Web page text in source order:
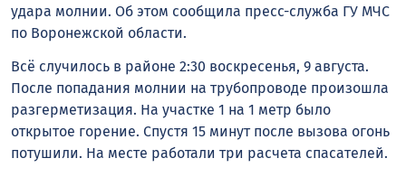
удара молнии. Об этом сообщила пресс-служба ГУ МЧС
по Воронежской области.
Всё случилось в районе 2:30 воскресенья, 9 августа.
После попадания молнии на трубопроводе произошла
разгерметизация. На участке 1 на 1 метр было
открытое горение. Спустя 15 минут после вызова огонь
потушили. На месте работали три расчета спасателей.